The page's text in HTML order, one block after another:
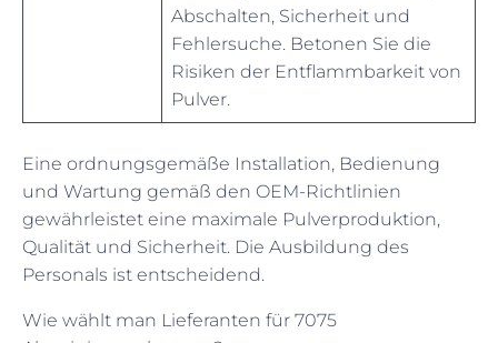
Abschalten, Sicherheit und
Fehlersuche. Betonen Sie die
Risiken der Entflammbarkeit von
Pulver.
Eine ordnungsgemäße Installation, Bedienung
und Wartung gemäß den OEM-Richtlinien
gewährleistet eine maximale Pulverproduktion,
Qualität und Sicherheit. Die Ausbildung des
Personals ist entscheidend.
Wie wählt man Lieferanten für 7075